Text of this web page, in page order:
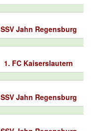
SSV Jahn Regensburg
1. FC Kaiserslautern
SSV Jahn Regensburg